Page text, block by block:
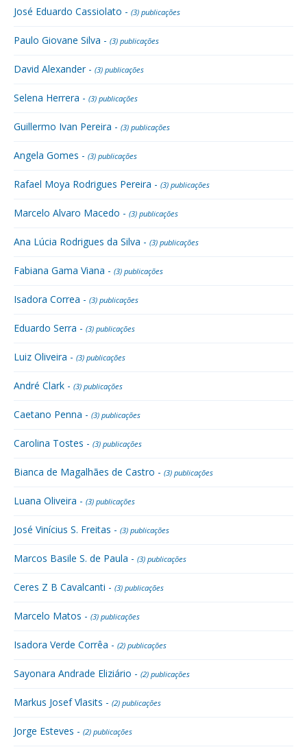
José Eduardo Cassiolato - (3) publicações
Paulo Giovane Silva - (3) publicações
David Alexander - (3) publicações
Selena Herrera - (3) publicações
Guillermo Ivan Pereira - (3) publicações
Angela Gomes - (3) publicações
Rafael Moya Rodrigues Pereira - (3) publicações
Marcelo Alvaro Macedo - (3) publicações
Ana Lúcia Rodrigues da Silva - (3) publicações
Fabiana Gama Viana - (3) publicações
Isadora Correa - (3) publicações
Eduardo Serra - (3) publicações
Luiz Oliveira - (3) publicações
André Clark - (3) publicações
Caetano Penna - (3) publicações
Carolina Tostes - (3) publicações
Bianca de Magalhães de Castro - (3) publicações
Luana Oliveira - (3) publicações
José Vinícius S. Freitas - (3) publicações
Marcos Basile S. de Paula - (3) publicações
Ceres Z B Cavalcanti - (3) publicações
Marcelo Matos - (3) publicações
Isadora Verde Corrêa - (2) publicações
Sayonara Andrade Eliziário - (2) publicações
Markus Josef Vlasits - (2) publicações
Jorge Esteves - (2) publicações